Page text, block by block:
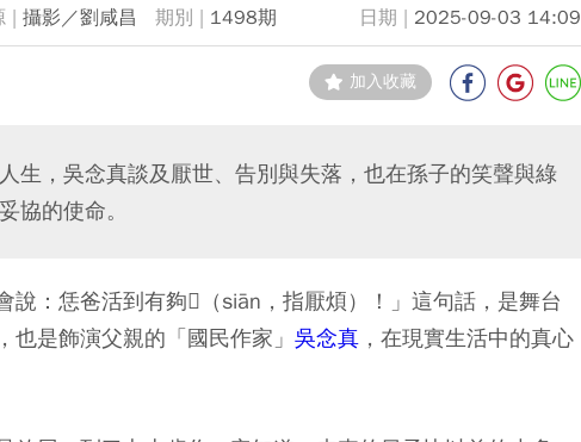
攝影／劉咸昌 1498期 2025-09-03 14:09
加入收藏
生，吳念真談及厭世、告別與失落，也在孫子的笑聲與綠
協的使命。
說：恁爸活到有夠𤺪（siān，指厭煩）！」這句話，是舞台
是飾演父親的「國民作家」 吳念真 ，在現實生活中的真心